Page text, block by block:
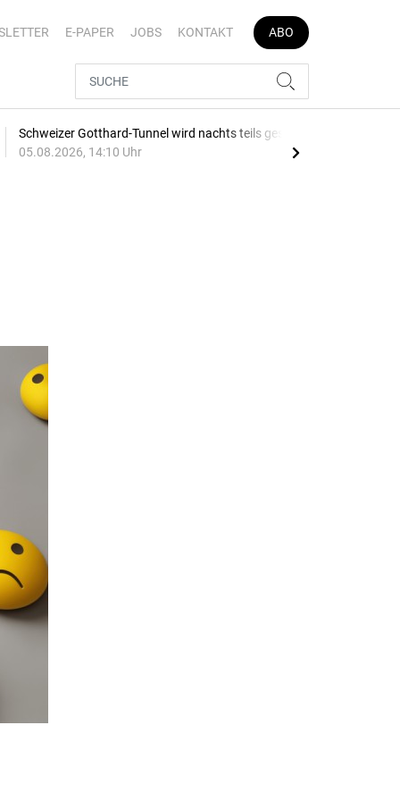
E-PAPER JOBS KONTAKT ABO
Schweizer Gotthard-Tunnel wird nachts teils gesperrt
05.08.2026, 14:10 Uhr